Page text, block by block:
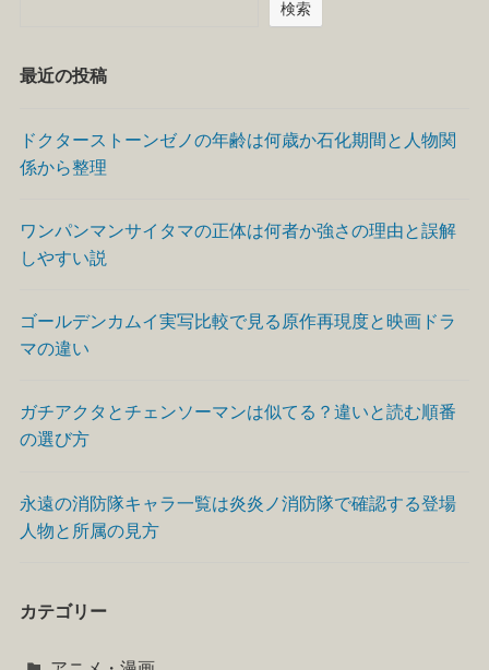
検索
最近の投稿
ドクターストーンゼノの年齢は何歳か石化期間と人物関
係から整理
ワンパンマンサイタマの正体は何者か強さの理由と誤解
しやすい説
ゴールデンカムイ実写比較で見る原作再現度と映画ドラ
マの違い
ガチアクタとチェンソーマンは似てる？違いと読む順番
の選び方
永遠の消防隊キャラ一覧は炎炎ノ消防隊で確認する登場
人物と所属の見方
カテゴリー